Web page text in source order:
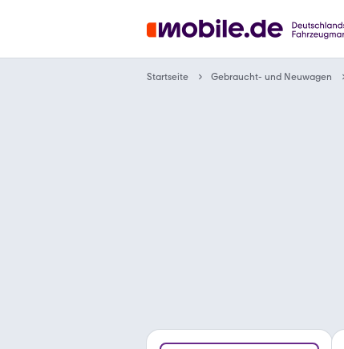
Startseite Gebraucht- und Neuwagen